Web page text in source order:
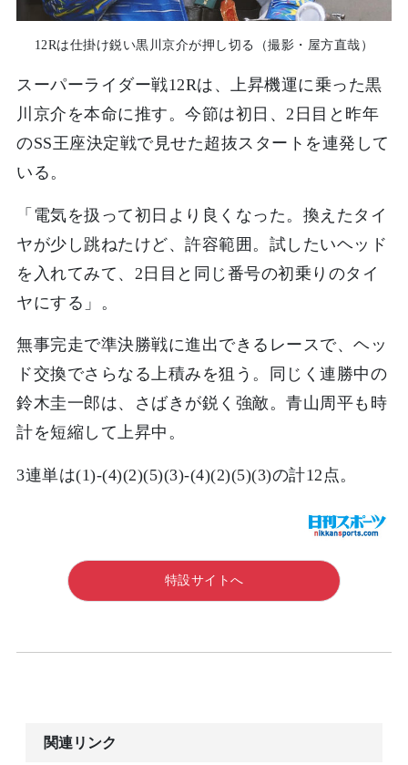
12Rは仕掛け鋭い黒川京介が押し切る（撮影・屋方直哉）
スーパーライダー戦12Rは、上昇機運に乗った黒
川京介を本命に推す。今節は初日、2日目と昨年
のSS王座決定戦で見せた超抜スタートを連発して
いる。
「電気を扱って初日より良くなった。換えたタイ
ヤが少し跳ねたけど、許容範囲。試したいヘッド
を入れてみて、2日目と同じ番号の初乗りのタイ
ヤにする」。
無事完走で準決勝戦に進出できるレースで、ヘッ
ド交換でさらなる上積みを狙う。同じく連勝中の
鈴木圭一郎は、さばきが鋭く強敵。青山周平も時
計を短縮して上昇中。
3連単は(1)-(4)(2)(5)(3)-(4)(2)(5)(3)の計12点。
特設サイトへ
関連リンク